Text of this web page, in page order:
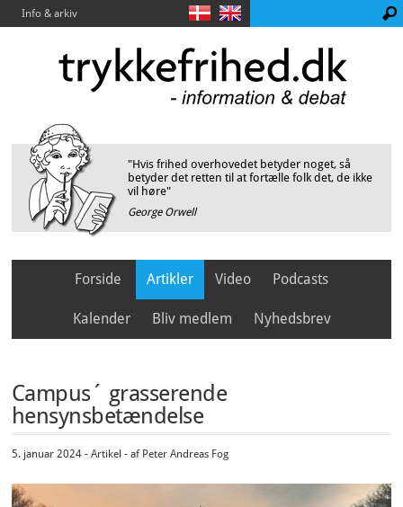
Info & arkiv
"Hvis frihed overhovedet betyder noget, så
betyder det retten til at fortælle folk det, de ikke
vil høre"
George Orwell
Forside Artikler Video Podcasts
Kalender Bliv medlem Nyhedsbrev
Campus´ grasserende
hensynsbetændelse
5. januar 2024 - Artikel - af Peter Andreas Fog